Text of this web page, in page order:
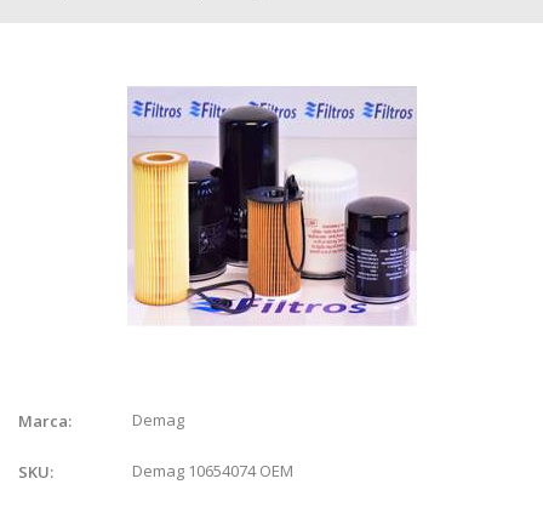
Marca: Demag
SKU: Demag 10654074 OEM